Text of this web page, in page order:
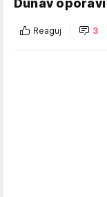
Dunav oporavi
Reaguj 3